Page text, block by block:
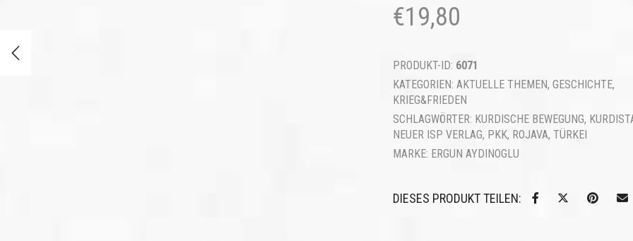
€19,80
PRODUKT-ID: 6071
KATEGORIEN: AKTUELLE THEMEN, GESCHICHTE,
KRIEG&FRIEDEN
SCHLAGWÖRTER: KURDISCHE BEWEGUNG,
NEUER ISP VERLAG, PKK, ROJAVA, TÜRKEI
MARKE: ERGUN AYDINOGLU
DIESES PRODUKT TEILEN: